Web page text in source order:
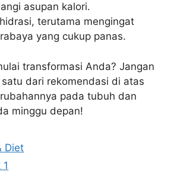
asupan kalori.
terutama mengingat
yang cukup panas.
transformasi Anda? Jangan
dari rekomendasi di atas
pada tubuh dan
minggu depan!
Diet